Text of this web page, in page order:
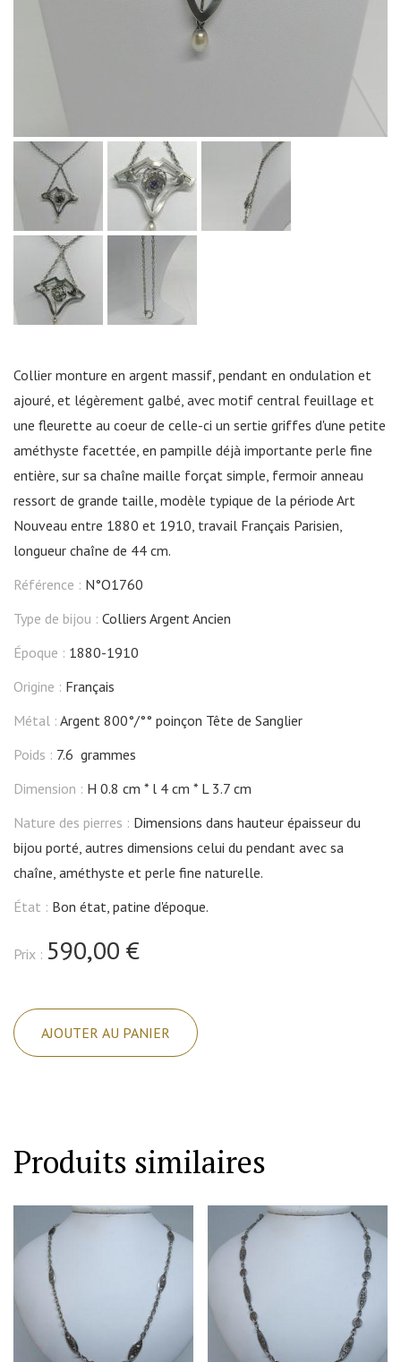
Collier monture en argent massif, pendant en ondulation et
ajouré, et légèrement galbé, avec motif central feuillage et
une fleurette au coeur de celle-ci un sertie griffes d'une petite
améthyste facettée, en pampille déjà importante perle fine
entière, sur sa chaîne maille forçat simple, fermoir anneau
ressort de grande taille, modèle typique de la période Art
Nouveau entre 1880 et 1910, travail Français Parisien,
longueur chaîne de 44 cm.
Référence : N°O1760
Type de bijou : Colliers Argent Ancien
Époque : 1880-1910
Origine : Français
Métal : Argent 800°/°° poinçon Tête de Sanglier
Poids : 7.6 grammes
Dimension : H 0.8 cm l 4 cm
L 3.7 cm
Nature des pierres : Dimensions dans hauteur épaisseur du
bijou porté, autres dimensions celui du pendant avec sa
chaîne, améthyste et perle fine naturelle.
État : Bon état, patine d'époque.
Prix : 590,00 €
de
Collier
améthyste,
typique
l'Art
Nouveau.
AJOUTER AU PANIER
Produits similaires